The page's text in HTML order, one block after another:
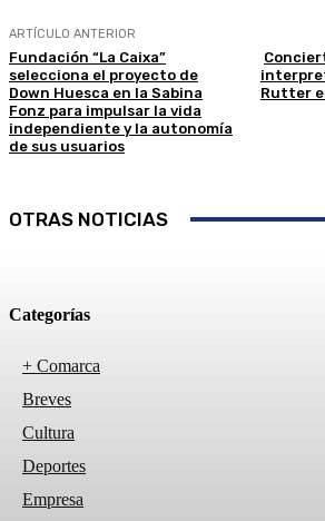
ARTÍCULO ANTERIOR
Fundación “La Caixa”
selecciona el proyecto de
Down Huesca en la Sabina
Fonz para impulsar la vida
independiente y la autonomía
de sus usuarios
Rutter
OTRAS NOTICIAS
Categorías
+ Comarca
Breves
Cultura
Deportes
Empresa